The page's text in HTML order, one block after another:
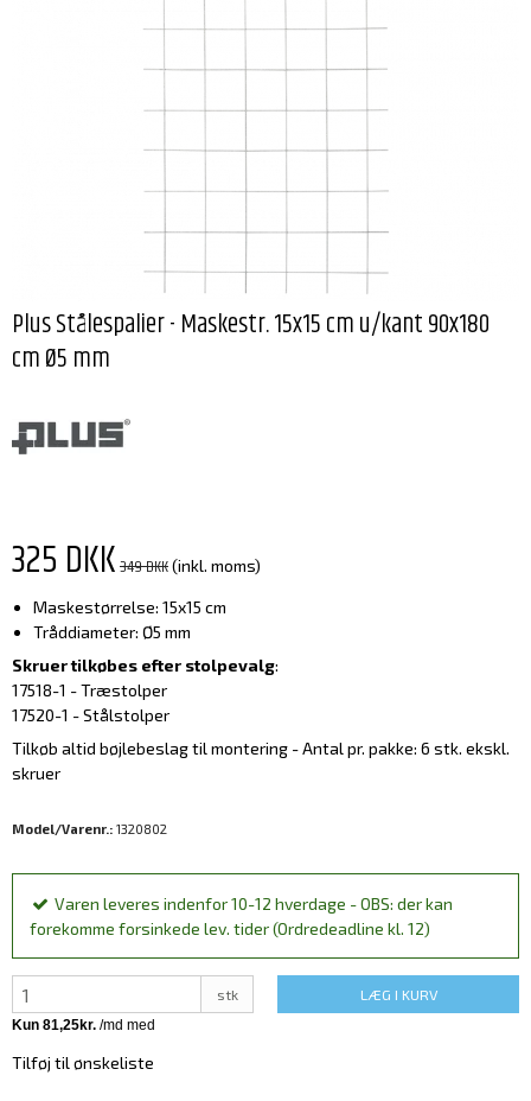
Plus Stålespalier - Maskestr. 15x15 cm u/kant 90x180
cm Ø5 mm
325 DKK349 DKK(inkl. moms)
Maskestørrelse: 15x15 cm
Tråddiameter: Ø5 mm
Skruer tilkøbes efter stolpevalg:
17518-1 - Træstolper
17520-1 - Stålstolper
Tilkøb altid bøjlebeslag til montering - Antal pr. pakke: 6 stk. ekskl.
skruer
Model/Varenr.: 1320802
Varen leveres indenfor 10-12 hverdage - OBS: der kan
forekomme forsinkede lev. tider (Ordredeadline kl. 12)
stk LÆG I KURV
Tilføj til ønskeliste